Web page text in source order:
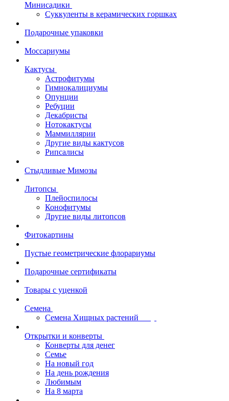
Минисадики
Суккуленты в керамических горшках
Подарочные упаковки
Моссариумы
Кактусы
Астрофитумы
Гимнокалициумы
Опунции
Ребуции
Декабристы
Нотокактусы
Маммиллярии
Другие виды кактусов
Рипсалисы
Стыдливые Мимозы
Литопсы
Плейоспилосы
Конофитумы
Другие виды литопсов
Фитокартины
Пустые геометрические флорариумы
Подарочные сертификаты
Товары с уценкой
Семена
Семена Хищных растений
Открытки и конверты
Конверты для денег
Семье
На новый год
На день рождения
Любимым
На 8 марта